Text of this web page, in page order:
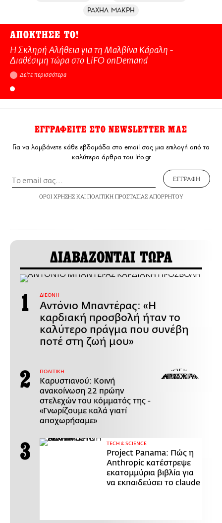
ΡΑΧΗΛ ΜΑΚΡΗ
ΑΠΟΚΤΗΣΕ ΤΟ!
Η Σκληρή Αλήθεια για τη Μαλβίνα Κάραλη -
Διαθέσιμη τώρα στo LiFO onDemand
Δείτε περισσότερα
ΕΓΓΡΑΦΕΙΤΕ ΣΤΟ NEWSLETTER ΜΑΣ
Για να λαμβάνετε κάθε εβδομάδα στο email σας μια επιλογή από τα
καλύτερα άρθρα του lifo.gr
ΕΓΓΡΑΦΗ
ΟΡΟΙ ΧΡΗΣΗΣΚΑΙ ΠΟΛΙΤΙΚΗ ΠΡΟΣΤΑΣΙΑΣ ΑΠΟΡΡΗΤΟΥ
ΔΙΑΒΑΖΟΝΤΑΙ ΤΩΡΑ
ΔΙΕΘΝΗ
Αντόνιο Μπαντέρας: «Η
καρδιακή προσβολή ήταν το
καλύτερο πράγμα που συνέβη
ποτέ στη ζωή μου»
ΠΟΛΙΤΙΚΗ
Καρυστιανού: Κοινή
ανακοίνωση 22 πρώην
στελεχών του κόμματός της -
«Γνωρίζουμε καλά γιατί
αποχωρήσαμε»
ΤECH & SCIENCE
Project Panama: Πώς η
Anthropic κατέστρεψε
εκατομμύρια βιβλία για
να εκπαιδεύσει το claude